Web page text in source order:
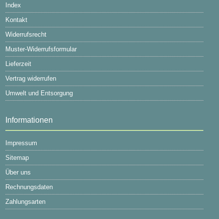
Index
Kontakt
Widerrufsrecht
Muster-Widerrufsformular
Lieferzeit
Vertrag widerrufen
Umwelt und Entsorgung
Informationen
Impressum
Sitemap
Über uns
Rechnungsdaten
Zahlungsarten